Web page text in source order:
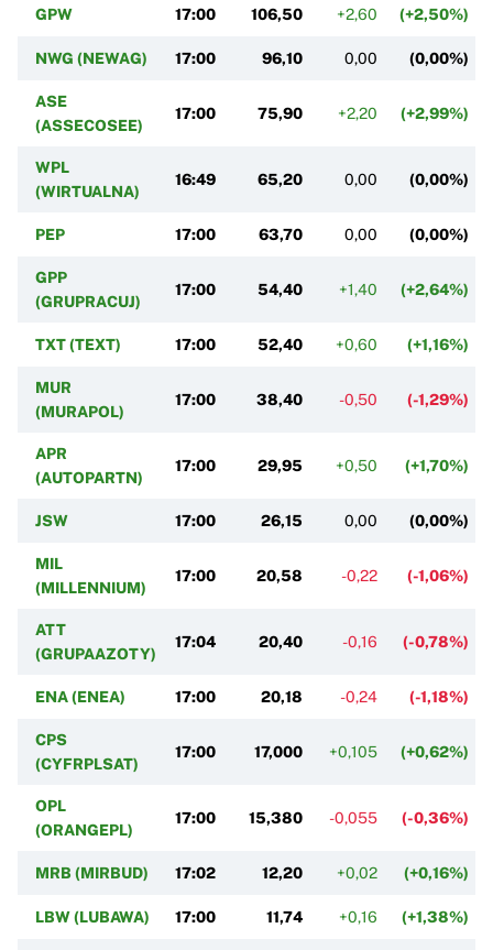
GPW 17:00 106,50 +2,60 (+2,50%)
NWG (NEWAG) 17:00 96,10 0,00 (0,00%)
ASE
(ASSECOSEE)
17:00 75,90 +2,20 (+2,99%)
WPL
(WIRTUALNA)
16:49 65,20 0,00 (0,00%)
PEP 17:00 63,70 0,00 (0,00%)
GPP
(GRUPRACUJ)
17:00 54,40 +1,40 (+2,64%)
TXT (TEXT) 17:00 52,40 +0,60 (+1,16%)
MUR
(MURAPOL)
17:00 38,40 -0,50 (-1,29%)
APR
(AUTOPARTN)
17:00 29,95 +0,50 (+1,70%)
JSW 17:00 26,15 0,00 (0,00%)
MIL
(MILLENNIUM)
17:00 20,58 -0,22 (-1,06%)
ATT
(GRUPAAZOTY)
17:04 20,40 -0,16 (-0,78%)
ENA (ENEA) 17:00 20,18 -0,24 (-1,18%)
CPS
(CYFRPLSAT)
17:00 17,000 +0,105 (+0,62%)
OPL
(ORANGEPL)
17:00 15,380 -0,055 (-0,36%)
MRB (MIRBUD) 17:02 12,20 +0,02 (+0,16%)
LBW (LUBAWA) 17:00 11,74 +0,16 (+1,38%)